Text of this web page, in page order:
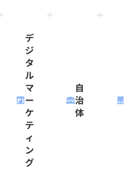
デ
ジ
タ
ル
マ
ー
ケ
テ
ィ
ン
グ
自
治
体